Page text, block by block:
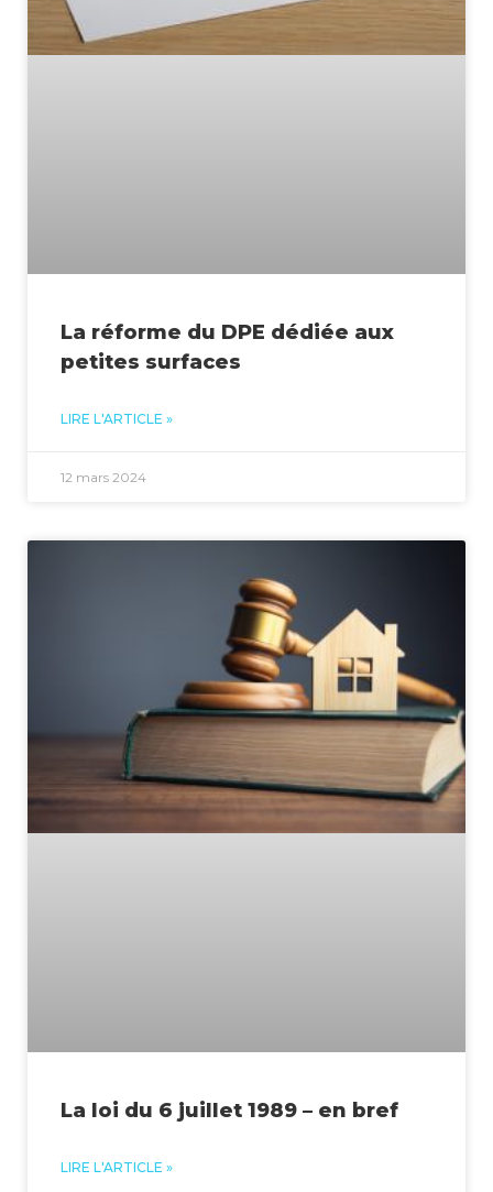
La réforme du DPE dédiée aux
petites surfaces
LIRE L'ARTICLE »
12 mars 2024
La loi du 6 juillet 1989 – en bref
LIRE L'ARTICLE »